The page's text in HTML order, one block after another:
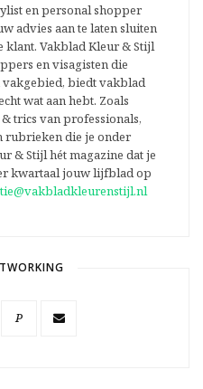
en personal shopper
advies aan te laten sluiten
Vakblad Kleur & Stijl
en visagisten die
biedt vakblad
wat aan hebt. Zoals
trics van professionals,
rubrieken die je onder
& Stijl hét magazine dat je
kwartaal jouw lijfblad op
P